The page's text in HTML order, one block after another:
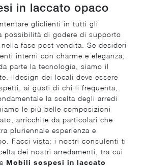
in laccato opaco
gliclienti in tutti gli
possibilità di godere di supporto
fase post vendita. Se desideri
interni con charme e eleganza,
parte la tecnologia, siamo il
Ildesign dei locali deve essere
ai gusti di chi li frequenta,
la scelta degli arredi
le più belle composizioni
arricchite da particolari che
pluriennale esperienza e
Facci vista: i nostri consulenti ti
dei nostri arredamenti, tra cui
Mobili sospesi in laccato